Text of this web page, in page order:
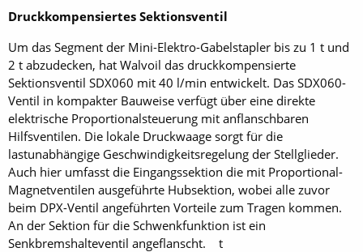
Druckkompensiertes Sektionsventil
Um das Segment der Mini-Elektro-Gabelstapler bis zu 1 t und
2 t abzudecken, hat Walvoil das druckkompensierte
Sektionsventil SDX060 mit 40 l/min entwickelt. Das SDX060-
Ventil in kompakter Bauweise verfügt über eine direkte
elektrische Proportionalsteuerung mit anflanschbaren
Hilfsventilen. Die lokale Druckwaage sorgt für die
lastunabhängige Geschwindigkeitsregelung der Stellglieder.
Auch hier umfasst die Eingangssektion die mit Proportional-
Magnetventilen ausgeführte Hubsektion, wobei alle zuvor
beim DPX-Ventil angeführten Vorteile zum Tragen kommen.
An der Sektion für die Schwenkfunktion ist ein
Senkbremshalteventil angeflanscht. t